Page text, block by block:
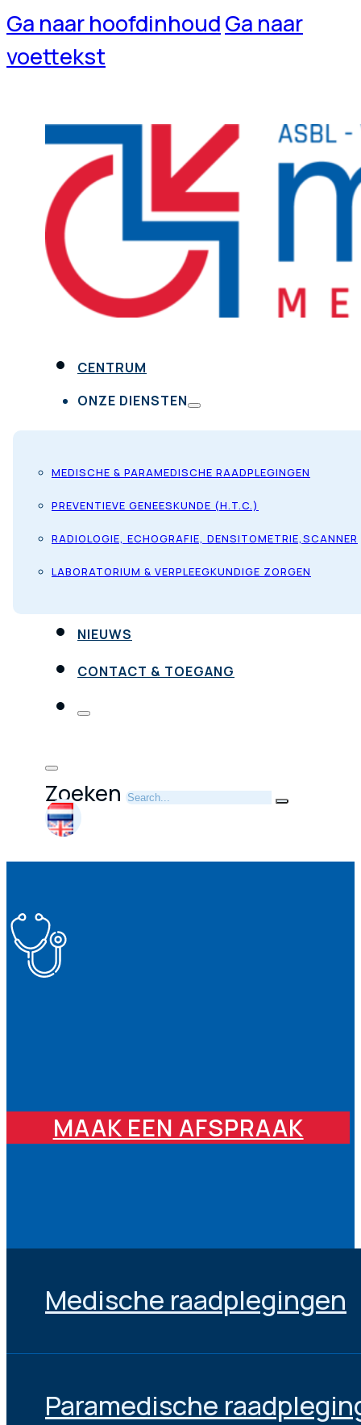
Ga naar hoofdinhoudGa naar
voettekst
CENTRUM
ONZE DIENSTEN
MEDISCHE & PARAMEDISCHE RAADPLEGINGEN
PREVENTIEVE GENEESKUNDE (H.T.C.)
RADIOLOGIE, ECHOGRAFIE, DENSITOMETRIE,SCANNER
LABORATORIUM & VERPLEEGKUNDIGE ZORGEN
NIEUWS
CONTACT & TOEGANG
Zoeken
MAAK EEN AFSPRAAK
Medische raadplegingen
Paramedische